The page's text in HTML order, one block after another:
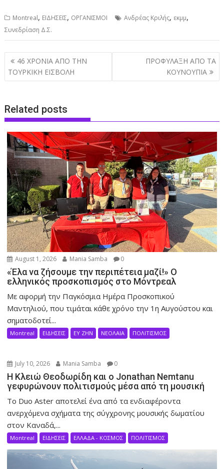
Montreal, ΕΙΔΗΣΕΙΣ, ΟΡΓΑΝΙΣΜΟΙ Ανδρέας Κριλής, εκμμ,
Συνεδρίαση Δ.Σ.
Post
navigation
46 ΧΡΟΝΙΑ ΑΠΟ ΤΗΝ
ΤΟΥΡΚΙΚΗ ΕΙΣΒΟΛΗ
ΠΡΟΦΥΛΑΞΗ ΑΠΟ ΤΑ
ΚΟΥΝΟΥΠΙΑ
Related posts
August 1, 2026 Mania Samba 0
«Έλα να ζήσουμε την περιπέτεια μαζί!» Ο
ελληνικός προσκοπισμός στο Μόντρεαλ
Με αφορμή την Παγκόσμια Ημέρα Προσκοπικού
Μαντηλιού, που τιμάται κάθε χρόνο την 1η Αυγούστου και
σηματοδοτεί...
Montreal ΕΙΔΗΣΕΙΣ ΕΥ ΖΗΝ ΝΕΟΛΑΙΑ ΠΟΛΙΤΙΣΜΟΣ
July 10, 2026 Mania Samba 0
Η Κλειώ Θεοδωρίδη και ο Jonathan Nemtanu
γεφυρώνουν πολιτισμούς μέσα από τη μουσική
Το Duo Aster αποτελεί ένα από τα ενδιαφέροντα
ανερχόμενα σχήματα της σύγχρονης μουσικής δωματίου
στον Καναδά,...
Montreal ΕΙΔΗΣΕΙΣ ΕΛΛΑΔΑ - ΚΟΣΜΟΣ ΠΟΛΙΤΙΣΜΟΣ